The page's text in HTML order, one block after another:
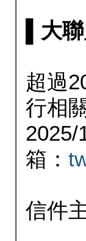
▌大
超過
行相
2025/
箱：
信件